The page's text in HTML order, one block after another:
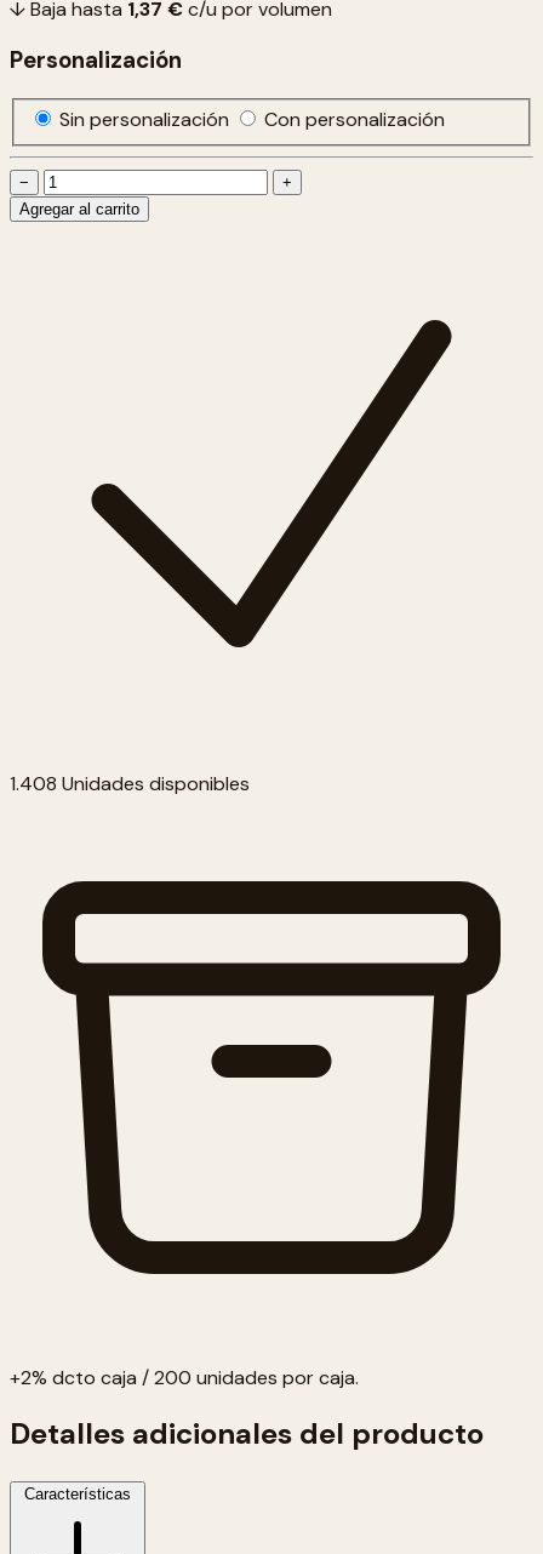
↓ Baja hasta 1,37 €c/u por volumen
Personalización
Sin personalización Con personalización
−
+
Agregar al carrito
1.408 Unidades disponibles
+2% dcto caja / 200 unidades por caja.
Detalles adicionales del producto
Características